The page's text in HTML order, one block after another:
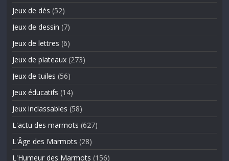
Jeux de dés (52)
Jeux de dessin (7)
Jeux de lettres (6)
Jeux de plateaux (273)
Jeux de tuiles (56)
Jeux éducatifs (14)
Jeux inclassables (58)
L'actu des marmots (627)
L'Âge des Marmots (28)
L'Humeur des Marmots (156)